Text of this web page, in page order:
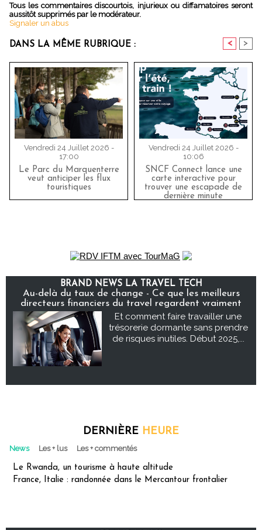
Tous les commentaires discourtois, injurieux ou diffamatoires seront
aussitôt supprimés par le modérateur.
Signaler un abus
DANS LA MÊME RUBRIQUE : < >
Vendredi 24 Juillet 2026 -
17:00
Le Parc du Marquenterre
veut anticiper les flux
touristiques
Vendredi 24 Juillet 2026 -
10:06
SNCF Connect lance une
carte interactive pour
trouver une escapade de
dernière minute
BRAND NEWS LA TRAVEL TECH
Au-delà du taux de change - Ce que les meilleurs
directeurs financiers du travel regardent vraiment
Et comment faire travailler une
trésorerie dormante sans prendre
de risques inutiles. Début 2025,...
DERNIÈRE HEURE
News Les + lus Les + commentés
Le Rwanda, un tourisme à haute altitude
France, Italie : randonnée dans le Mercantour frontalier